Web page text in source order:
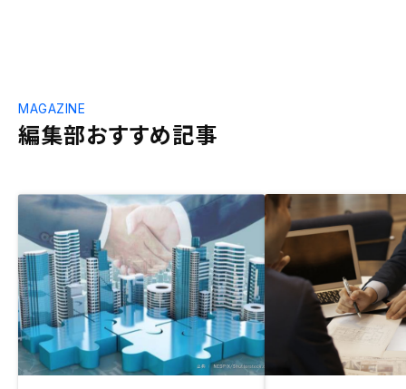
編集部おすすめ記事
MAGAZINE